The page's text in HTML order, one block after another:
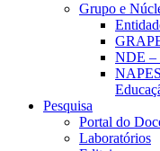
Grupo e
NDE –
Pesquisa
Portal do
Laboratórios